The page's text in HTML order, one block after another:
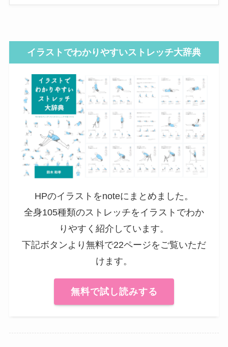
イラストでわかりやすいストレッチ大辞典
HPのイラストをnoteにまとめました。
全身105種類のストレッチをイラストでわか
りやすく紹介しています。
下記ボタンより無料で22ページをご覧いただ
けます。
無料で試し読みする